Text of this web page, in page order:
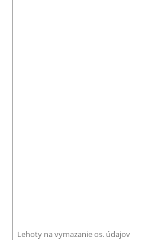
Lehoty na vymazanie os. údajov